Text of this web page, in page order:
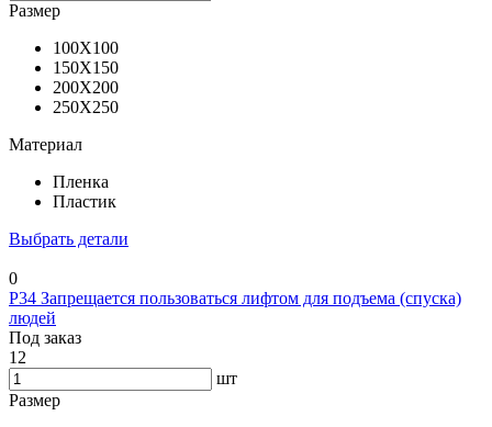
Размер
100X100
150X150
200X200
250X250
Материал
Пленка
Пластик
Выбрать детали
0
P34 Запрещается пользоваться лифтом для подъема (спуска)
людей
Под заказ
12
шт
Размер